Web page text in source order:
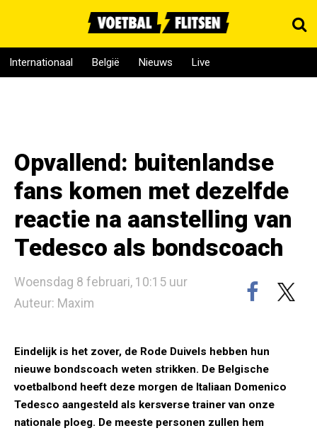
Internationaal België Nieuws Live
Opvallend: buitenlandse
fans komen met dezelfde
reactie na aanstelling van
Tedesco als bondscoach
Woensdag 8 februari, 10:15 uur
Auteur: Maxim
Eindelijk is het zover, de Rode Duivels hebben hun
nieuwe bondscoach weten strikken. De Belgische
voetbalbond heeft deze morgen de Italiaan Domenico
Tedesco aangesteld als kersverse trainer van onze
nationale ploeg. De meeste personen zullen hem